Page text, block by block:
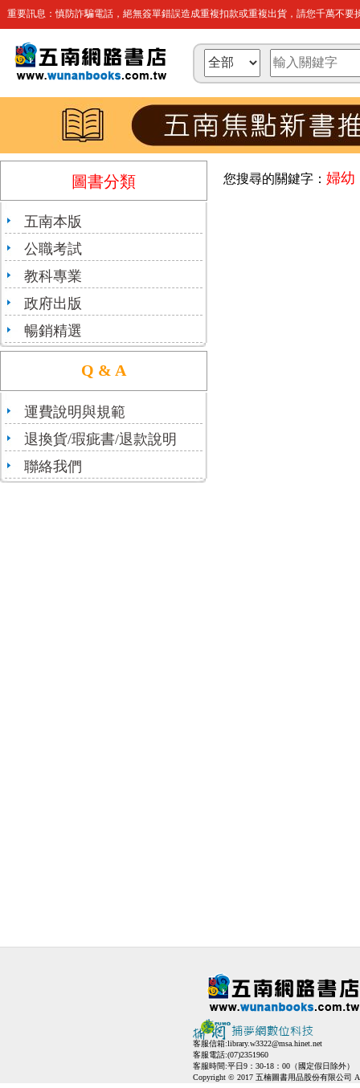
重要訊息：慎防詐騙電話，絕無簽單錯誤造成重複扣款或重複出貨，請您千萬不要
圖書分類
五南本版
公職考試
教科專業
政府出版
暢銷精選
Q & A
運費說明與規範
退換貨/瑕疵書/退款說明
聯絡我們
您搜尋的關鍵字： 婦幼
客服信箱:library.w3322@msa.hinet.net
客服電話:(07)2351960
客服時間:平日9：30-18：00（國定假日除外）
Copyright © 2017 五楠圖書用品股份有限公司